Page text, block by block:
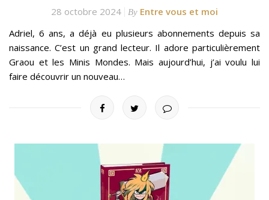
28 octobre 2024 By Entre vous et moi
Adriel, 6 ans, a déjà eu plusieurs abonnements depuis sa
naissance. C’est un grand lecteur. Il adore particulièrement
Graou et les Minis Mondes. Mais aujourd’hui, j’ai voulu lui
faire découvrir un nouveau…